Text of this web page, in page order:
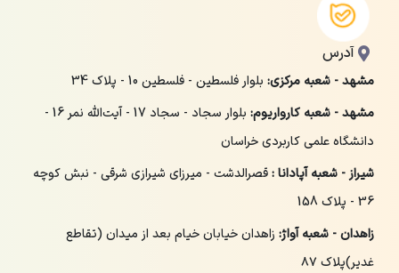
آدرس
مشهد - شعبه مرکزی: بلوار فلسطین - فلسطین 10 - پلاک 34
مشهد - شعبه کارواریوم:
بلوار سجاد - سجاد 17 - آیت‌الله نمر 16 -
دانشگاه علمی کاربردی خراسان
شیراز - شعبه آپادانا :قصرالدشت - میرزای شیرازی شرقی - نبش کوچه
36 - پلاک 158
زاهدان - شعبه آواژ: زاهدان خیابان خیام بعد از میدان (تقاطع
غدیر)پلاک ۸۷